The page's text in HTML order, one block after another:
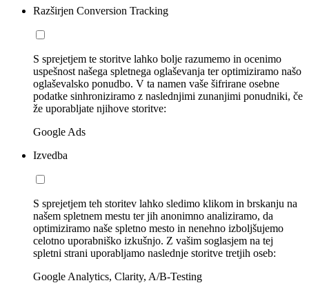
Razširjen Conversion Tracking
S sprejetjem te storitve lahko bolje razumemo in ocenimo
uspešnost našega spletnega oglaševanja ter optimiziramo našo
oglaševalsko ponudbo. V ta namen vaše šifrirane osebne
podatke sinhroniziramo z naslednjimi zunanjimi ponudniki, če
že uporabljate njihove storitve:
Google Ads
Izvedba
S sprejetjem teh storitev lahko sledimo klikom in brskanju na
našem spletnem mestu ter jih anonimno analiziramo, da
optimiziramo naše spletno mesto in nenehno izboljšujemo
celotno uporabniško izkušnjo. Z vašim soglasjem na tej
spletni strani uporabljamo naslednje storitve tretjih oseb:
Google Analytics, Clarity, A/B-Testing